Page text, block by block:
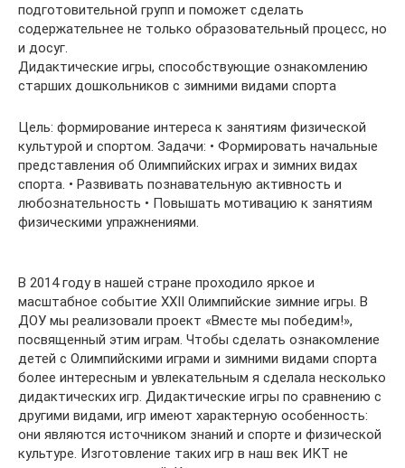
подготовительной групп и поможет сделать
содержательнее не только образовательный процесс, но
и досуг.
Дидактические игры, способствующие ознакомлению
старших дошкольников с зимними видами спорта
Цель: формирование интереса к занятиям физической
культурой и спортом. Задачи: • Формировать начальные
представления об Олимпийских играх и зимних видах
спорта. • Развивать познавательную активность и
любознательность • Повышать мотивацию к занятиям
физическими упражнениями.
В 2014 году в нашей стране проходило яркое и
масштабное событие XXII Олимпийские зимние игры. В
ДОУ мы реализовали проект «Вместе мы победим!»,
посвященный этим играм. Чтобы сделать ознакомление
детей с Олимпийскими играми и зимними видами спорта
более интересным и увлекательным я сделала несколько
дидактических игр. Дидактические игры по сравнению с
другими видами, игр имеют характерную особенность:
они являются источником знаний и спорте и физической
культуре. Изготовление таких игр в наш век ИКТ не